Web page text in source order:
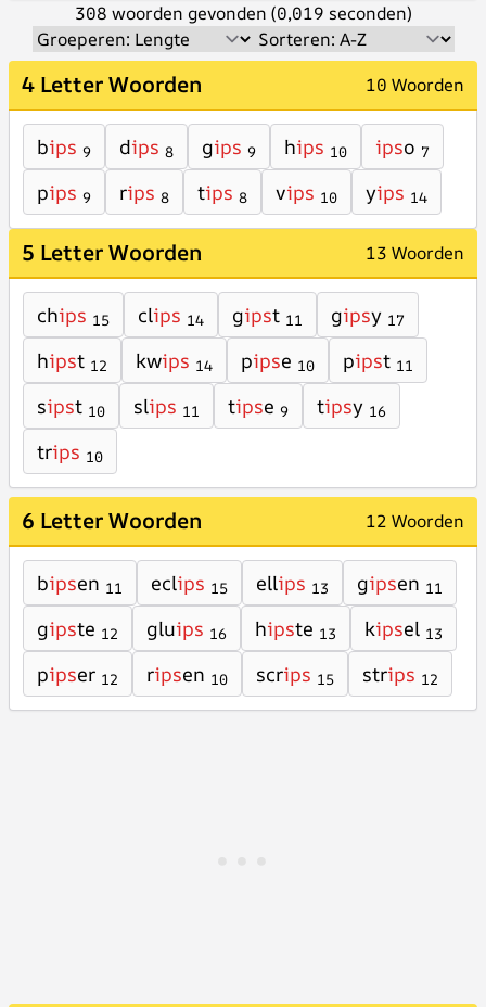
308 woorden gevonden (0,019 seconden)
4 Letter Woorden 10 Woorden
bips 9 dips 8 gips 9 hips 10 ipso 7
pips 9 rips 8 tips 8 vips 10 yips 14
5 Letter Woorden 13 Woorden
chips 15 clips 14 gipst 11 gipsy 17
hipst 12 kwips 14 pipse 10 pipst 11
sipst 10 slips 11 tipse 9 tipsy 16
trips 10
6 Letter Woorden 12 Woorden
bipsen 11 eclips 15 ellips 13 gipsen 11
gipste 12 gluips 16 hipste 13 kipsel 13
pipser 12 ripsen 10 scrips 15 strips 12